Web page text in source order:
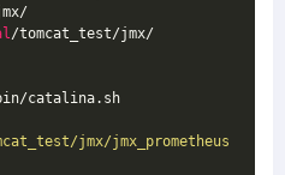
/tomcat_test/jmx/
catalina.sh
jmx/jmx_prometheus